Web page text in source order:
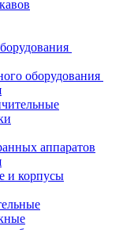
оборудования
аппаратов
и корпусы